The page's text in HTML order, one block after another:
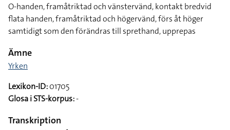
O-handen, framåtriktad och vänstervänd, kontakt bredvid
flata handen, framåtriktad och högervänd, förs åt höger
samtidigt som den förändras till sprethand, upprepas
Ämne
Yrken
Lexikon-ID:01705
Glosa i STS-korpus:-
Transkription